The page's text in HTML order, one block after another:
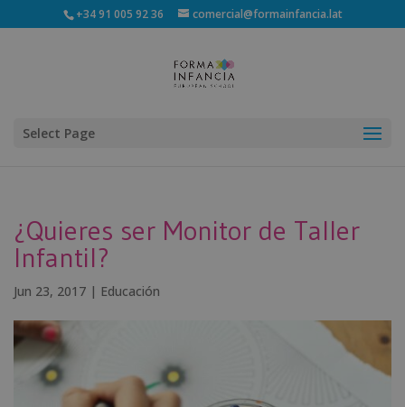
+34 91 005 92 36 comercial@formainfancia.lat
Select Page
¿Quieres ser Monitor de Taller
Infantil?
Jun 23, 2017 | Educación